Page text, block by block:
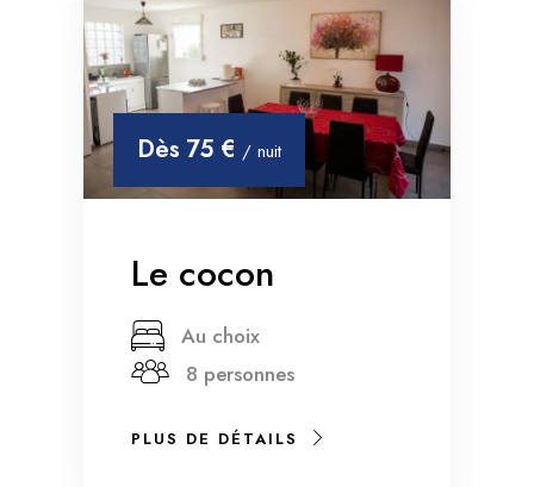
Dès 75 € / nuit
Le cocon
Au choix
8 personnes
PLUS DE DÉTAILS